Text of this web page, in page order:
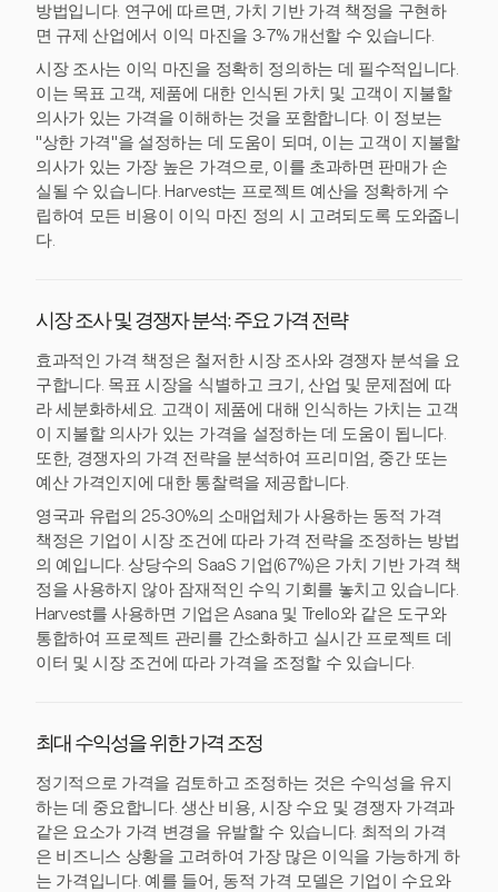
방법입니다. 연구에 따르면, 가치 기반 가격 책정을 구현하
면 규제 산업에서 이익 마진을 3-7% 개선할 수 있습니다.
시장 조사는 이익 마진을 정확히 정의하는 데 필수적입니다.
이는 목표 고객, 제품에 대한 인식된 가치 및 고객이 지불할
의사가 있는 가격을 이해하는 것을 포함합니다. 이 정보는
"상한 가격"을 설정하는 데 도움이 되며, 이는 고객이 지불할
의사가 있는 가장 높은 가격으로, 이를 초과하면 판매가 손
실될 수 있습니다. Harvest는 프로젝트 예산을 정확하게 수
립하여 모든 비용이 이익 마진 정의 시 고려되도록 도와줍니
다.
시장 조사 및 경쟁자 분석: 주요 가격 전략
효과적인 가격 책정은 철저한 시장 조사와 경쟁자 분석을 요
구합니다. 목표 시장을 식별하고 크기, 산업 및 문제점에 따
라 세분화하세요. 고객이 제품에 대해 인식하는 가치는 고객
이 지불할 의사가 있는 가격을 설정하는 데 도움이 됩니다.
또한, 경쟁자의 가격 전략을 분석하여 프리미엄, 중간 또는
예산 가격인지에 대한 통찰력을 제공합니다.
영국과 유럽의 25-30%의 소매업체가 사용하는 동적 가격
책정은 기업이 시장 조건에 따라 가격 전략을 조정하는 방법
의 예입니다. 상당수의 SaaS 기업(67%)은 가치 기반 가격 책
정을 사용하지 않아 잠재적인 수익 기회를 놓치고 있습니다.
Harvest를 사용하면 기업은 Asana 및 Trello와 같은 도구와
통합하여 프로젝트 관리를 간소화하고 실시간 프로젝트 데
이터 및 시장 조건에 따라 가격을 조정할 수 있습니다.
최대 수익성을 위한 가격 조정
정기적으로 가격을 검토하고 조정하는 것은 수익성을 유지
하는 데 중요합니다. 생산 비용, 시장 수요 및 경쟁자 가격과
같은 요소가 가격 변경을 유발할 수 있습니다. 최적의 가격
은 비즈니스 상황을 고려하여 가장 많은 이익을 가능하게 하
는 가격입니다. 예를 들어, 동적 가격 모델은 기업이 수요와